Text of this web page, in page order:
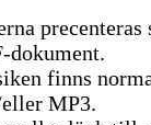
dokument.
finns
MP3.